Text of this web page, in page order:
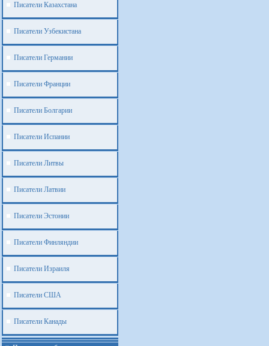
Писатели Казахстана
Писатели Узбекистана
Писатели Германии
Писатели Франции
Писатели Болгарии
Писатели Испании
Писатели Литвы
Писатели Латвии
Писатели Эстонии
Писатели Финляндии
Писатели Израиля
Писатели США
Писатели Канады